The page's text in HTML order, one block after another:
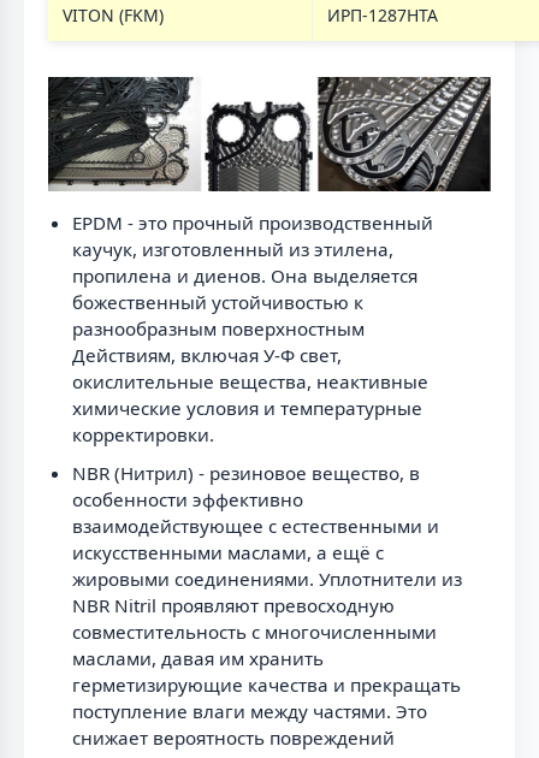
VITON (FKM) ИРП-1287НТА
EPDM - это прочный производственный
каучук, изготовленный из этилена,
пропилена и диенов. Она выделяется
божественный устойчивостью к
разнообразным поверхностным
Действиям, включая У-Ф свет,
окислительные вещества, неактивные
химические условия и температурные
корректировки.
NBR (Нитрил) - резиновое вещество, в
особенности эффективно
взаимодействующее с естественными и
искусственными маслами, а ещё с
жировыми соединениями. Уплотнители из
NBR Nitril проявляют превосходную
совместительность с многочисленными
маслами, давая им хранить
герметизирующие качества и прекращать
поступление влаги между частями. Это
снижает вероятность повреждений